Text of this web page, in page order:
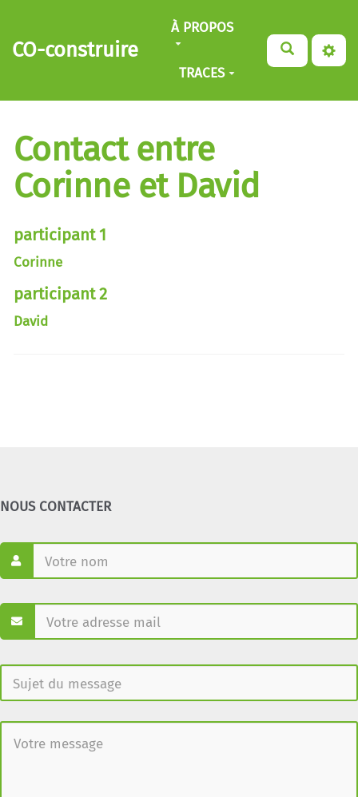
Aller au contenu principal
CO-construire
À PROPOS
TRACES
Contact entre
Corinne et David
participant 1
Corinne
participant 2
David
NOUS CONTACTER